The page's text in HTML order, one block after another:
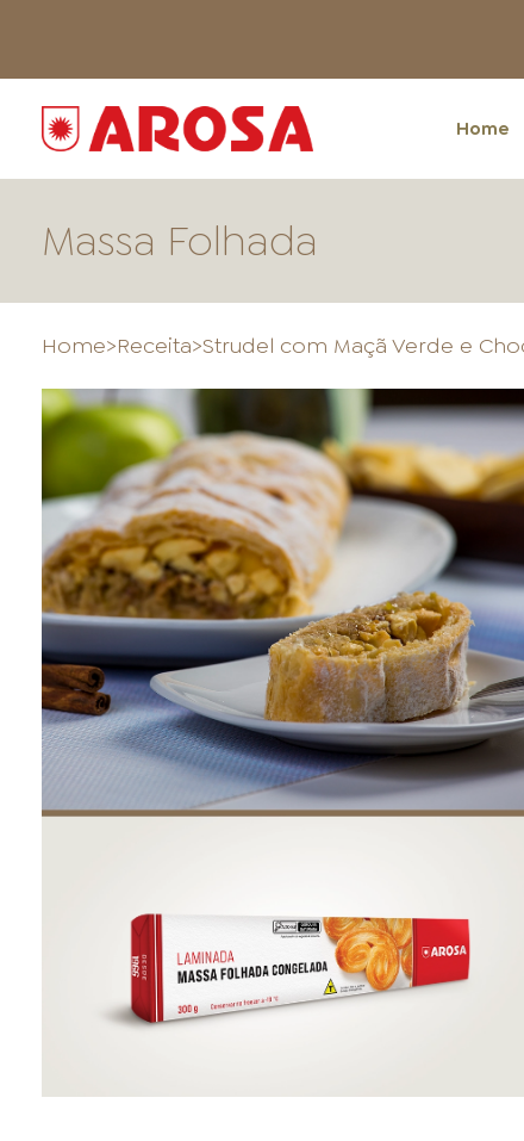
Home
HOME
ONDE COMPRAR
FOOD SERVICE
INVERNO
Massa Folhada
Home>Receita>Strudel com Maçã Verde e